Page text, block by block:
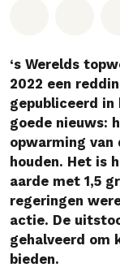
‘s Werelds
2022 een
gepubliceerd in
goede nieuws:
opwarming van
houden. Het is
aarde met 1,5
regeringen
actie. De
gehalveerd om
bieden.